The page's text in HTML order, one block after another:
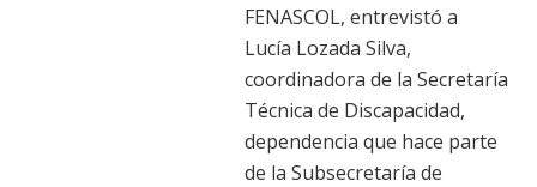
FENASCOL, entrevistó a
Lucía Lozada Silva,
coordinadora de la Secretaría
Técnica de Discapacidad,
dependencia que hace parte
de la Subsecretaría de